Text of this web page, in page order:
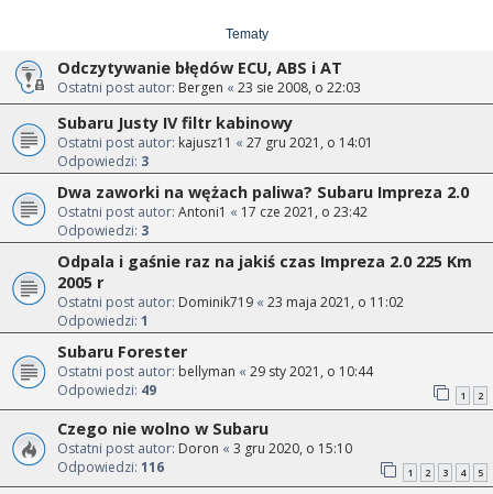
Tematy
Odczytywanie błędów ECU, ABS i AT
Ostatni post autor: Bergen « 23 sie 2008, o 22:03
Subaru Justy IV filtr kabinowy
Ostatni post autor: kajusz11 « 27 gru 2021, o 14:01
Odpowiedzi: 3
Dwa zaworki na wężach paliwa? Subaru Impreza 2.0
Ostatni post autor: Antoni1 « 17 cze 2021, o 23:42
Odpowiedzi: 3
Odpala i gaśnie raz na jakiś czas Impreza 2.0 225 Km
2005 r
Ostatni post autor: Dominik719 « 23 maja 2021, o 11:02
Odpowiedzi: 1
Subaru Forester
Ostatni post autor: bellyman « 29 sty 2021, o 10:44
Odpowiedzi: 49 1 2
Czego nie wolno w Subaru
Ostatni post autor: Doron « 3 gru 2020, o 15:10
Odpowiedzi: 116 1 2 3 4 5